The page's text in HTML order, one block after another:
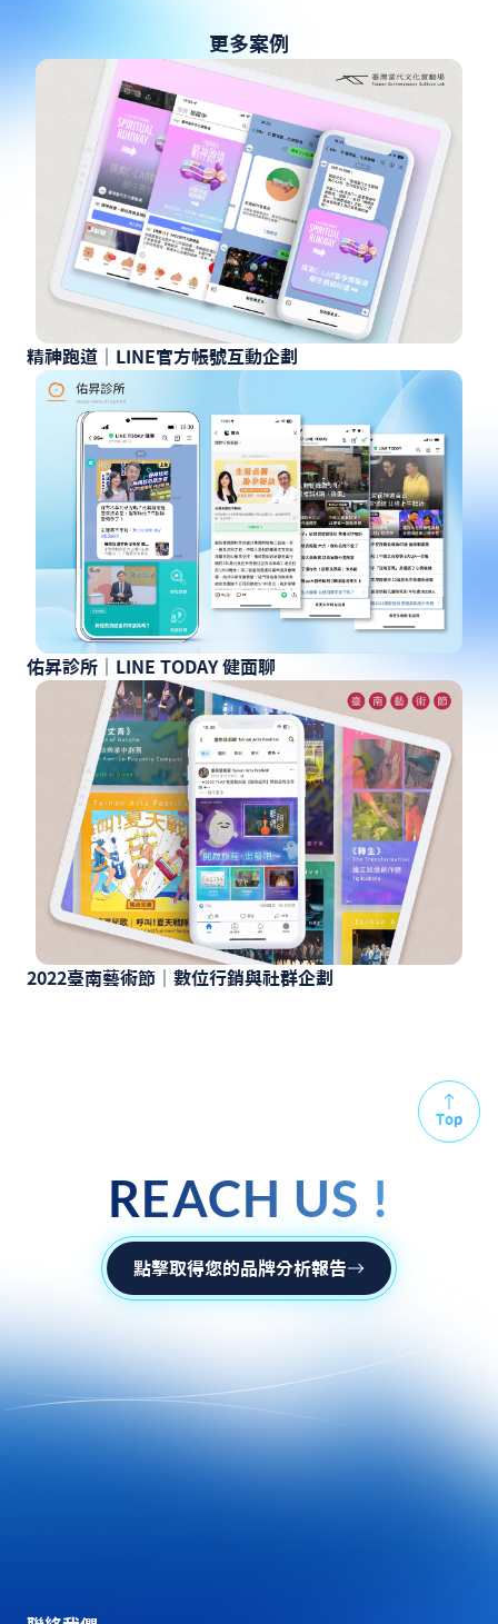
更多案例
精神跑道｜LINE官方帳號互動企劃
佑昇診所｜LINE TODAY 健面聊
2022臺南藝術節｜數位行銷與社群企劃
Top
REACH US !
REACH US !
點擊取得您的品牌分析報告